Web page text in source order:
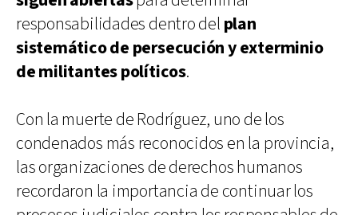
responsabilidades dentro del plan
sistemático de persecución y exterminio
de militantes políticos.
Con la muerte de Rodríguez, uno de los
condenados más reconocidos en la provincia,
las organizaciones de derechos humanos
recordaron la importancia de continuar los